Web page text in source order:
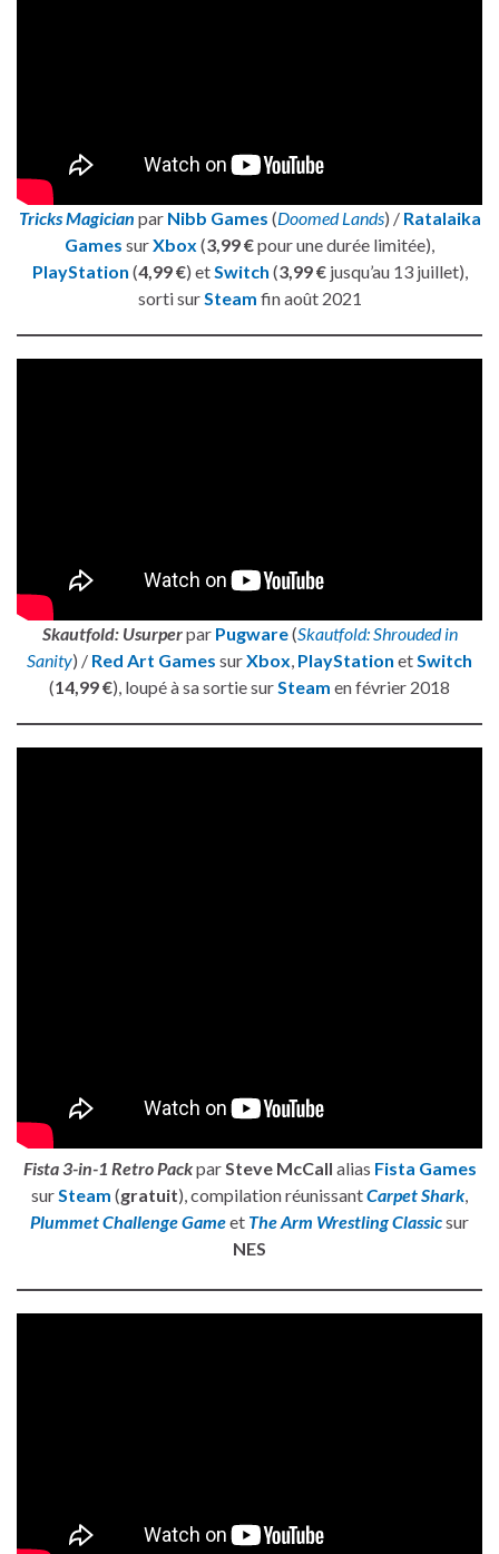
Tricks Magician par Nibb Games (Doomed Lands) / Ratalaika
Games surXbox (3,99 €pour une durée limitée),
PlayStation (4,99 €) etSwitch (3,99 €jusqu’au 13 juillet),
sorti surSteam fin août 2021
Skautfold: Usurperpar Pugware(Skautfold: Shrouded in
Sanity) / Red Art Games surXbox, PlayStation etSwitch
(14,99 €), loupé à sa sortie surSteam en février 2018
Fista 3-in-1 Retro PackparSteve McCall alias Fista Games
surSteam (gratuit), compilation réunissantCarpet Shark,
Plummet Challenge Gameet The Arm Wrestling Classicsur
NES